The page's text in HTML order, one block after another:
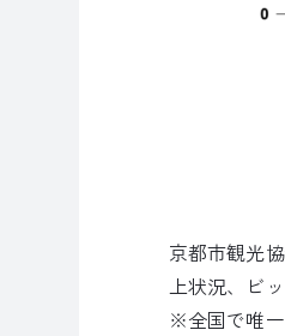
京都市観光
上状況、ビ
※全国で唯一